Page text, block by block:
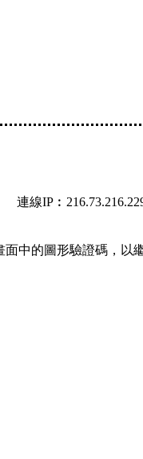
連線
面中的圖形驗證碼，以